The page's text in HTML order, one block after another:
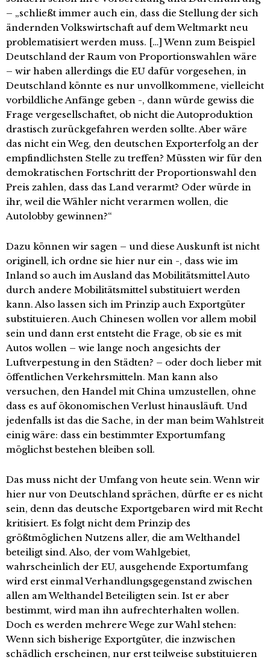
– „schließt immer auch ein, dass die Stellung der sich
ändernden Volkswirtschaft auf dem Weltmarkt neu
problematisiert werden muss. […] Wenn zum Beispiel
Deutschland der Raum von Proportionswahlen wäre
– wir haben allerdings die EU dafür vorgesehen, in
Deutschland könnte es nur unvollkommene, vielleicht
vorbildliche Anfänge geben -, dann würde gewiss die
Frage vergesellschaftet, ob nicht die Autoproduktion
drastisch zurückgefahren werden sollte. Aber wäre
das nicht ein Weg, den deutschen Exporterfolg an der
empfindlichsten Stelle zu treffen? Müssten wir für den
demokratischen Fortschritt der Proportionswahl den
Preis zahlen, dass das Land verarmt? Oder würde in
ihr, weil die Wähler nicht verarmen wollen, die
Autolobby gewinnen?“
Dazu können wir sagen – und diese Auskunft ist nicht
originell, ich ordne sie hier nur ein -, dass wie im
Inland so auch im Ausland das Mobilitätsmittel Auto
durch andere Mobilitätsmittel substituiert werden
kann. Also lassen sich im Prinzip auch Exportgüter
substituieren. Auch Chinesen wollen vor allem mobil
sein und dann erst entsteht die Frage, ob sie es mit
Autos wollen – wie lange noch angesichts der
Luftverpestung in den Städten? – oder doch lieber mit
öffentlichen Verkehrsmitteln. Man kann also
versuchen, den Handel mit China umzustellen, ohne
dass es auf ökonomischen Verlust hinausläuft. Und
jedenfalls ist das die Sache, in der man beim Wahlstreit
einig wäre: dass ein bestimmter Exportumfang
möglichst bestehen bleiben soll.
Das muss nicht der Umfang von heute sein. Wenn wir
hier nur von Deutschland sprächen, dürfte er es nicht
sein, denn das deutsche Exportgebaren wird mit Recht
kritisiert. Es folgt nicht dem Prinzip des
größtmöglichen Nutzens aller, die am Welthandel
beteiligt sind. Also, der vom Wahlgebiet,
wahrscheinlich der EU, ausgehende Exportumfang
wird erst einmal Verhandlungsgegenstand zwischen
allen am Welthandel Beteiligten sein. Ist er aber
bestimmt, wird man ihn aufrechterhalten wollen.
Doch es werden mehrere Wege zur Wahl stehen:
Wenn sich bisherige Exportgüter, die inzwischen
schädlich erscheinen, nur erst teilweise substituieren